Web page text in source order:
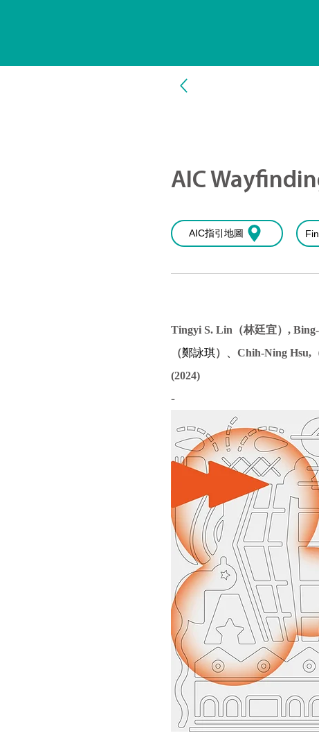
AIC
AIC指引地圖
Tingyi S. Lin（林廷宜）,
（鄭詠琪） 、 Chih-Ning Hsu,
(2024)
-